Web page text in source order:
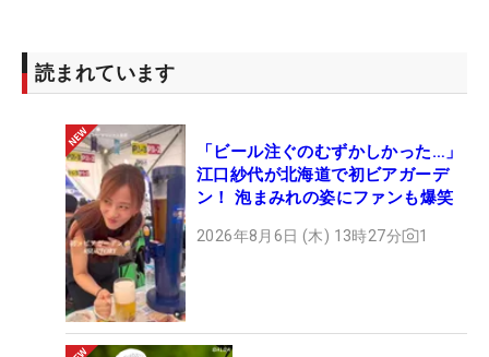
読まれています
「ビール注ぐのむずかしかった…」
江口紗代が北海道で初ビアガーデ
ン！ 泡まみれの姿にファンも爆笑
2026年8月6日 (木) 13時27分 1